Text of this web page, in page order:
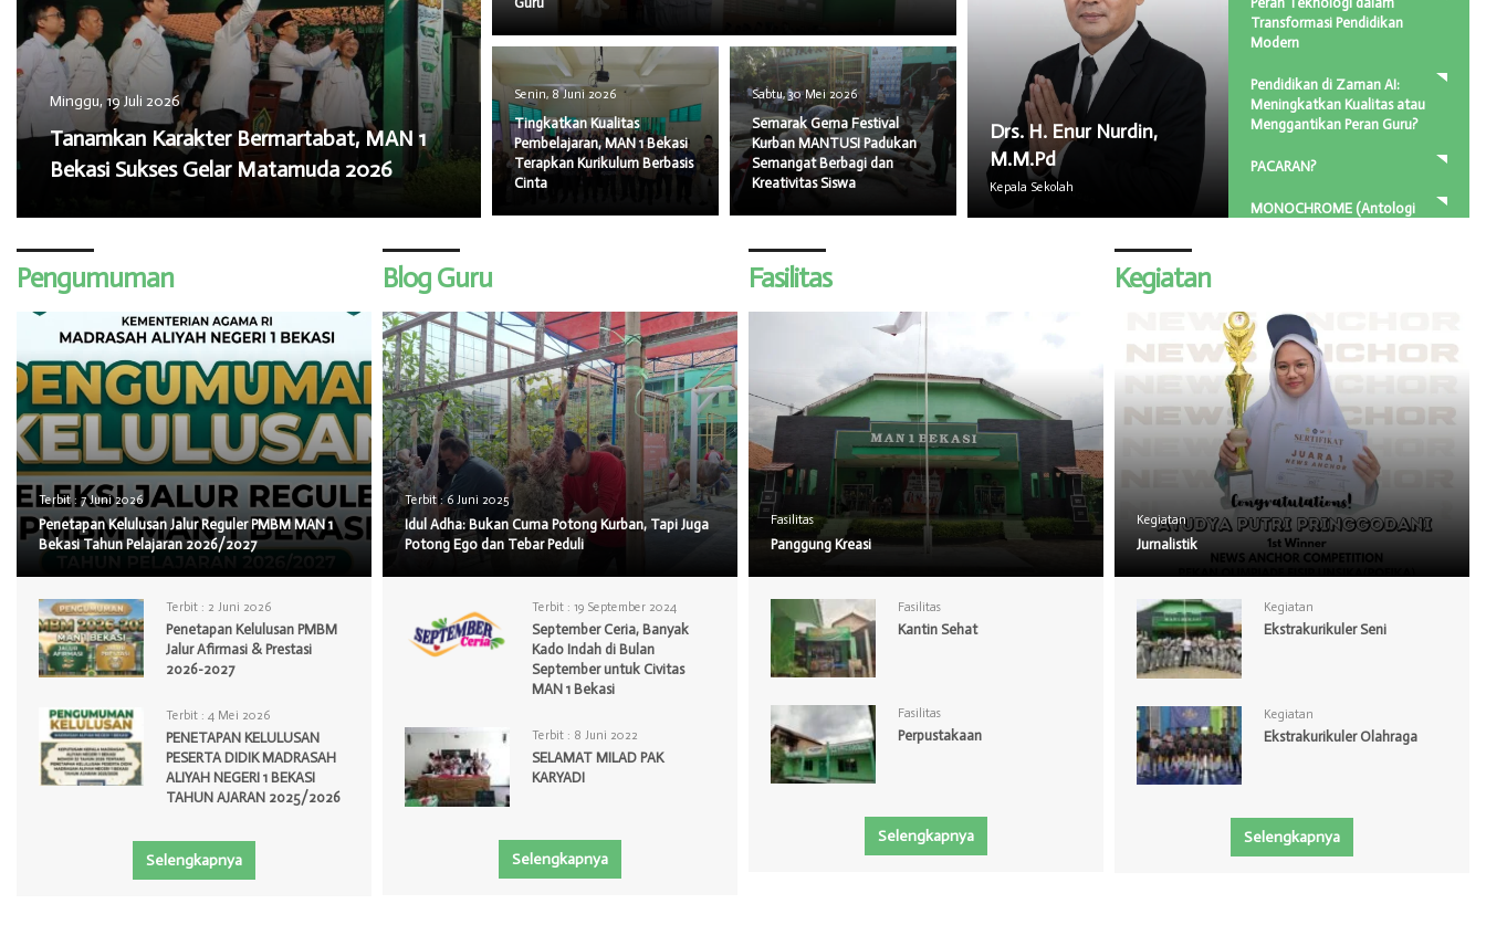
Minggu, 19 Juli 2026
​Tanamkan Karakter Bermartabat, MAN 1
Bekasi Sukses Gelar Matamuda 2026
Senin, 8 Juni 2026
Tingkatkan Kualitas
Pembelajaran, MAN 1 Bekasi
Terapkan Kurikulum Berbasis
Cinta
Sabtu, 30 Mei 2026
Semarak Gema Festival
Kurban MANTUSI Padukan
Semangat Berbagi dan
Kreativitas Siswa
Drs. H. Enur Nurdin,
M.M.Pd
Kepala Sekolah
Transformasi Pendidikan
Modern
Pendidikan di Zaman AI:
Meningkatkan Kualitas atau
Menggantikan Peran Guru?
PACARAN?
MONOCHROME (Antologi
Pengumuman
Terbit : 7 Juni 2026
Penetapan Kelulusan Jalur Reguler PMBM MAN 1
Bekasi Tahun Pelajaran 2026/2027
Terbit : 2 Juni 2026
Penetapan Kelulusan PMBM
Jalur Afirmasi & Prestasi
2026-2027
Terbit : 4 Mei 2026
PENETAPAN KELULUSAN
PESERTA DIDIK MADRASAH
ALIYAH NEGERI 1 BEKASI
TAHUN AJARAN 2025/2026
Selengkapnya
Blog Guru
Terbit : 6 Juni 2025
Idul Adha: Bukan Cuma Potong Kurban, Tapi Juga
Potong Ego dan Tebar Peduli
Terbit : 19 September 2024
September Ceria, Banyak
Kado Indah di Bulan
September untuk Civitas
MAN 1 Bekasi
Terbit : 8 Juni 2022
SELAMAT MILAD PAK
KARYADI
Selengkapnya
Fasilitas
Fasilitas
Panggung Kreasi
Fasilitas
Kantin Sehat
Fasilitas
Perpustakaan
Selengkapnya
Kegiatan
Kegiatan
Jurnalistik
Kegiatan
Ekstrakurikuler Seni
Kegiatan
Ekstrakurikuler Olahraga
Selengkapnya